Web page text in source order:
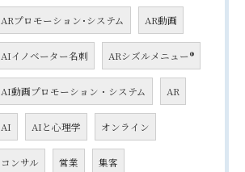
ARプロモーション･システム AR動画
AIイノベーター名刺 ARシズルメニュー®
AI動画プロモーション・システム AR
AI AIと心理学 オンライン
コンサル 営業 集客